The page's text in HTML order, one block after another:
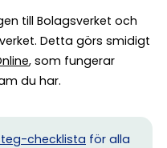
till Bolagsverket och
Detta görs smidigt
, som fungerar
du har.
checklista för alla